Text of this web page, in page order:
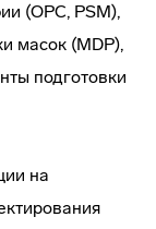
(OPC, PSM),
масок (MDP),
подготовки
на